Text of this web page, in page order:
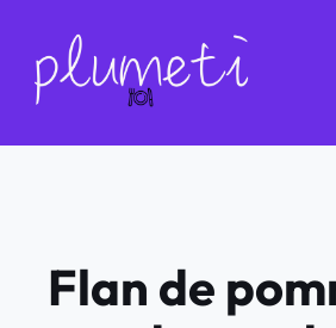
contenu
Flan de